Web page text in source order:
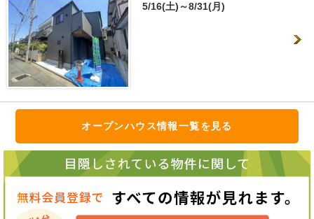
5/16(土)～8/31(月)
オープンハウス情報一覧を見る